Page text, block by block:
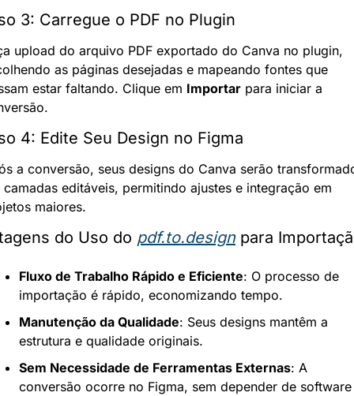
3: Carregue o PDF no Plugin
upload do arquivo PDF exportado do Canva no plugin,
as páginas desejadas e mapeando fontes que
estar faltando. Clique em Importar para iniciar a
4: Edite Seu Design no Figma
a conversão, seus designs do Canva serão
camadas editáveis, permitindo ajustes e integração em
maiores.
do Uso do pdf.to.design para
Fluxo de Trabalho Rápido e Eficiente: O processo de
importação é rápido, economizando tempo.
Manutenção da Qualidade: Seus designs mantêm a
estrutura e qualidade originais.
Sem Necessidade de Ferramentas Externas: A
conversão ocorre no Figma, sem depender de software